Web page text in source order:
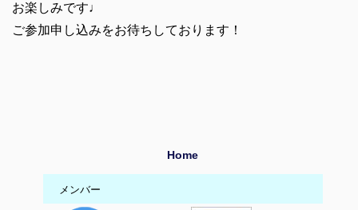
お楽しみです♩
ご参加申し込みをお待ちしております！
Home
メンバー